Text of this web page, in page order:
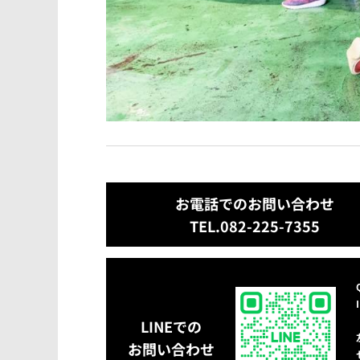
お電話でのお問い合わせ
TEL.082-225-7355
LINEでの
お問い合わせ